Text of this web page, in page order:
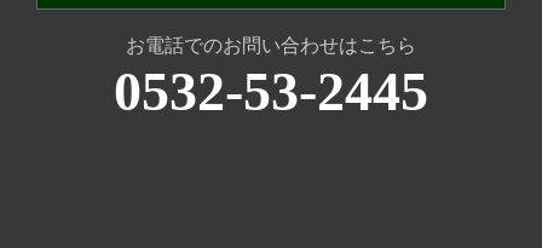
お電話でのお問い合わせはこちら
0532-53-2445